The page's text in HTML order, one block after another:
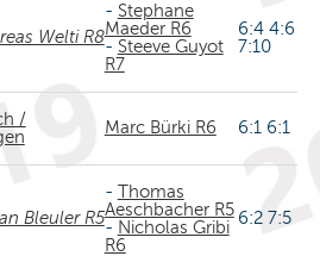
Welti R8
- Stephane
Maeder R6
- Steeve Guyot
R7
6:4 4:6
7:10
/
Marc Bürki R6 6:1 6:1
Bleuler R5
- Thomas
Aeschbacher R5
- Nicholas Gribi
R6
6:2 7:5